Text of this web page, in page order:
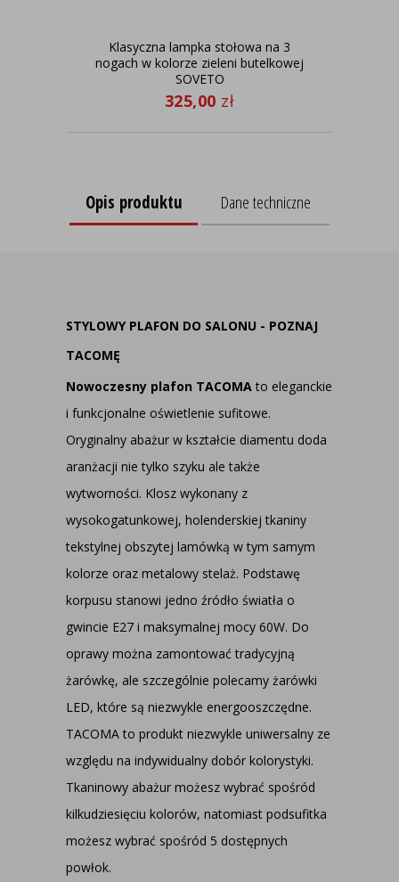
Klasyczna lampka stołowa na 3
nogach w kolorze zieleni butelkowej
SOVETO
325,00 zł
Opis produktu Dane techniczne
STYLOWY PLAFON DO SALONU - POZNAJ
TACOMĘ
Nowoczesny plafon TACOMAto eleganckie
i funkcjonalne oświetlenie sufitowe.
Oryginalny abażur w kształcie diamentu doda
aranżacji nie tylko szyku ale także
wytworności. Klosz wykonany z
wysokogatunkowej, holenderskiej tkaniny
tekstylnej obszytej lamówką w tym samym
kolorze oraz metalowy stelaż. Podstawę
korpusu stanowi jedno źródło światła o
gwincie E27 i maksymalnej mocy 60W. Do
oprawy można zamontować tradycyjną
żarówkę, ale szczególnie polecamy żarówki
LED, które są niezwykle energooszczędne.
TACOMA to produkt niezwykle uniwersalny ze
względu na indywidualny dobór kolorystyki.
Tkaninowy abażur możesz wybrać spośród
kilkudziesięciu kolorów, natomiast podsufitka
możesz wybrać spośród 5 dostępnych
powłok.